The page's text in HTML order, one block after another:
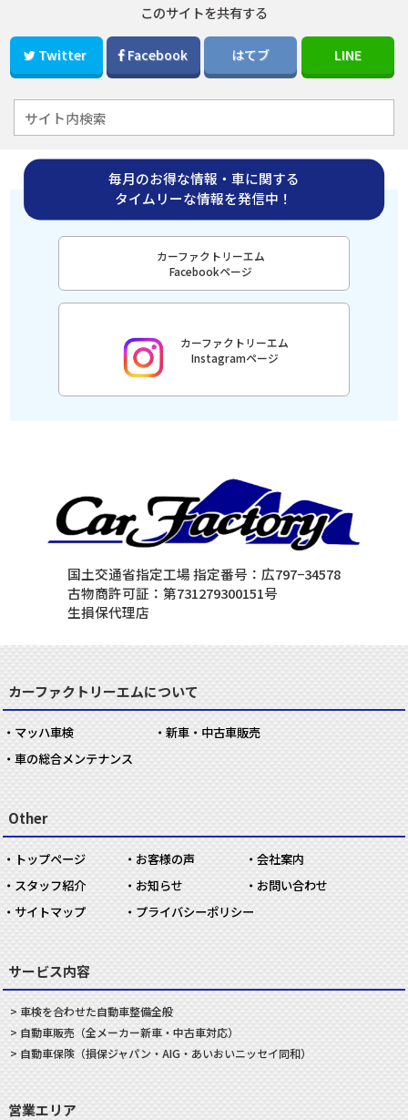
このサイトを共有する
Twitter Facebook はてブ LINE
毎月のお得な情報・車に関する
タイムリーな情報を発信中！
カーファクトリーエム
Facebookページ
カーファクトリーエム
Instagramページ
国土交通省指定工場 指定番号：広797−34578
古物商許可証：第731279300151号
生損保代理店
カーファクトリーエムについて
マッハ車検
新車・中古車販売
車の総合メンテナンス
Other
トップページ お客様の声
会社案内
スタッフ紹介
お知らせ
お問い合わせ
サイトマップ
プライバシーポリシー
サービス内容
車検を合わせた自動車整備全般
自動車販売 （全メーカー新車・中古車対応）
自動車保険（損保ジャパン・AIG・あいおいニッセイ同和）
営業エリア